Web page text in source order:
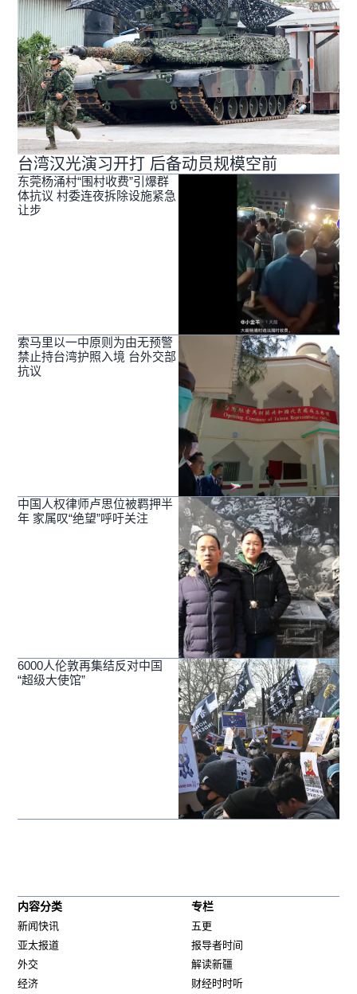
台湾汉光演习开打 后备动员规模空前
东莞杨涌村“围村收费”引爆群
体抗议 村委连夜拆除设施紧急
让步
索马里以一中原则为由无预警
禁止持台湾护照入境 台外交部
抗议
中国人权律师卢思位被羁押半
年 家属叹“绝望”呼吁关注
6000人伦敦再集结反对中国
“超级大使馆”
内容分类
新闻快讯
亚太报道
外交
经济
专栏
五更
报导者时间
解读新疆
财经时时听